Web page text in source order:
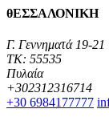
θΕΣΣΑΛΟΝΙΚΗ
Γ. Γεννηματά 19-21
TK: 55535
Πυλαία
+302312316714
+30 6984177777‬